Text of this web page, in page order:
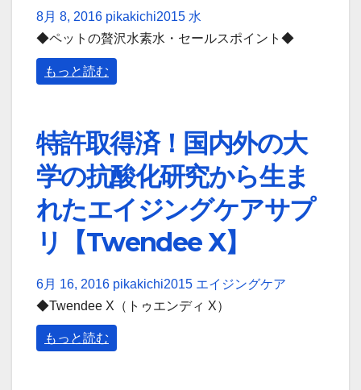
8月 8, 2016 pikakichi2015 水
◆ペットの贅沢水素水・セールスポイント◆
もっと読む
特許取得済！国内外の大
学の抗酸化研究から生ま
れたエイジングケアサプ
リ【Twendee X】
6月 16, 2016 pikakichi2015 エイジングケア
◆Twendee X（トゥエンディ X）
もっと読む